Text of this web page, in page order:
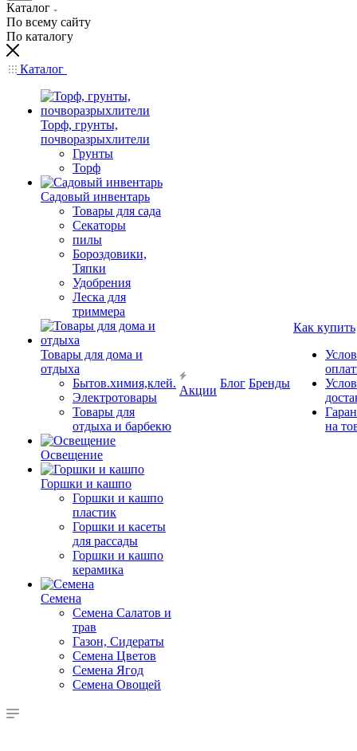
Каталог
По всему сайту
По каталогу
Каталог
Торф, грунты,
почворазрыхлители
Грунты
Торф
Садовый инвентарь
Товары для сада
Секаторы
пилы
Бороздовики,
Тяпки
Удобрения
Леска для
триммера
Товары для дома и
отдыха
Бытов.химия,клей.
Электротовары
Товары для
отдыха и барбекю
Освещение
Горшки и кашпо
Горшки и кашпо
пластик
Горшки и касеты
для рассады
Горшки и кашпо
керамика
Семена
Семена Салатов и
трав
Газон, Сидераты
Семена Цветов
Семена Ягод
Семена Овощей
Акции
Блог Бренды
Как купить
на